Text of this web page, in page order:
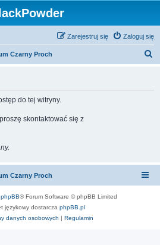
Zaloguj się
Zarejestruj się
Czarny Proch
do tej witryny.
skontaktować się z
Czarny Proch
phpBB® Forum Software © phpBB Limited
językowy dostarcza phpBB.pl
danych osobowych | Regulamin